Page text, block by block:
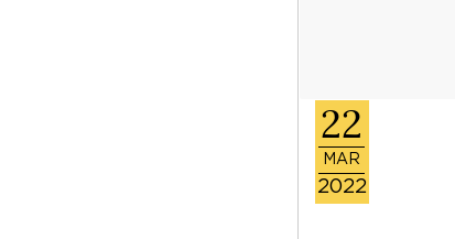
22
MAR
2022